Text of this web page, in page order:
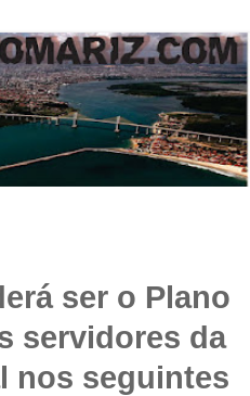
ser o Plano
servidores da
nos seguintes